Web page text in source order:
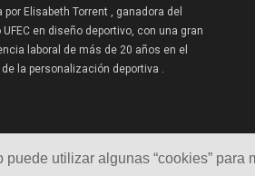
puede utilizar algunas “cookies”
puede utilizar algunas “cookies”
por Elisabeth Torrent , ganadora del
UFEC en diseño deportivo, con una gran
laboral de más de 20 años en el
la personalización deportiva .